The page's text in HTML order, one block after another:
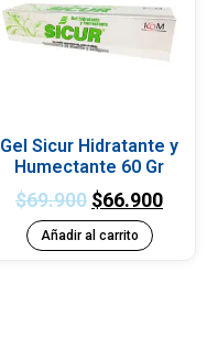
Gel Sicur Hidratante y
Humectante 60 Gr
$69.900 $66.900
Añadir al carrito